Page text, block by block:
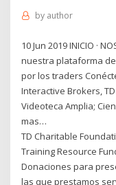
by author
10 Jun 2019 INICIO ·
nuestra plataforma
por los traders
Interactive Brokers,
Videoteca Amplia;
mas…
TD Charitable
Training Resource
Donaciones para
las que prestamos